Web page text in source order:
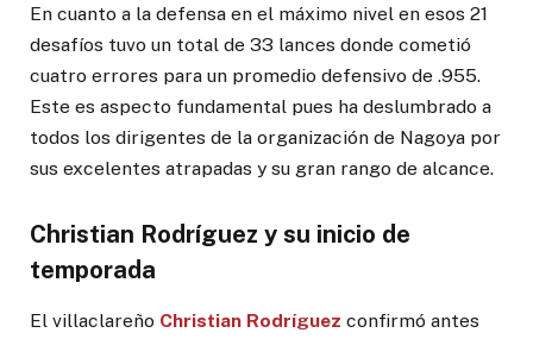
En cuanto a la defensa en el máximo nivel en esos 21
desafíos tuvo un total de 33 lances donde cometió
cuatro errores para un promedio defensivo de .955.
Este es aspecto fundamental pues ha deslumbrado a
todos los dirigentes de la organización de Nagoya por
sus excelentes atrapadas y su gran rango de alcance.
Christian Rodríguez y su inicio de
temporada
El villaclareño Christian Rodríguez confirmó antes